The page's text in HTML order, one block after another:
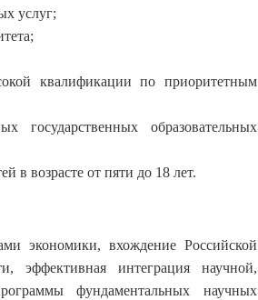
услуг;
квалификации по приоритетным
государственных образовательных
в возрасте от пяти до 18 лет.
экономики, вхождение Российской
эффективная интеграция научной,
фундаментальных научных